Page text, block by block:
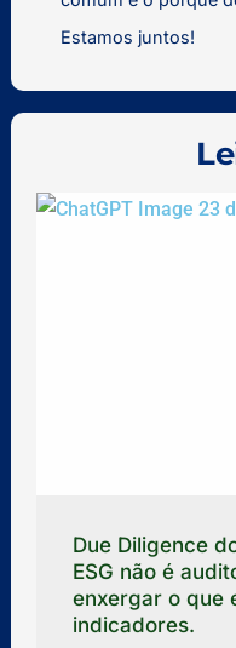
Estamos juntos!
Due Diligence
ESG não é
enxergar o que
indicadores.